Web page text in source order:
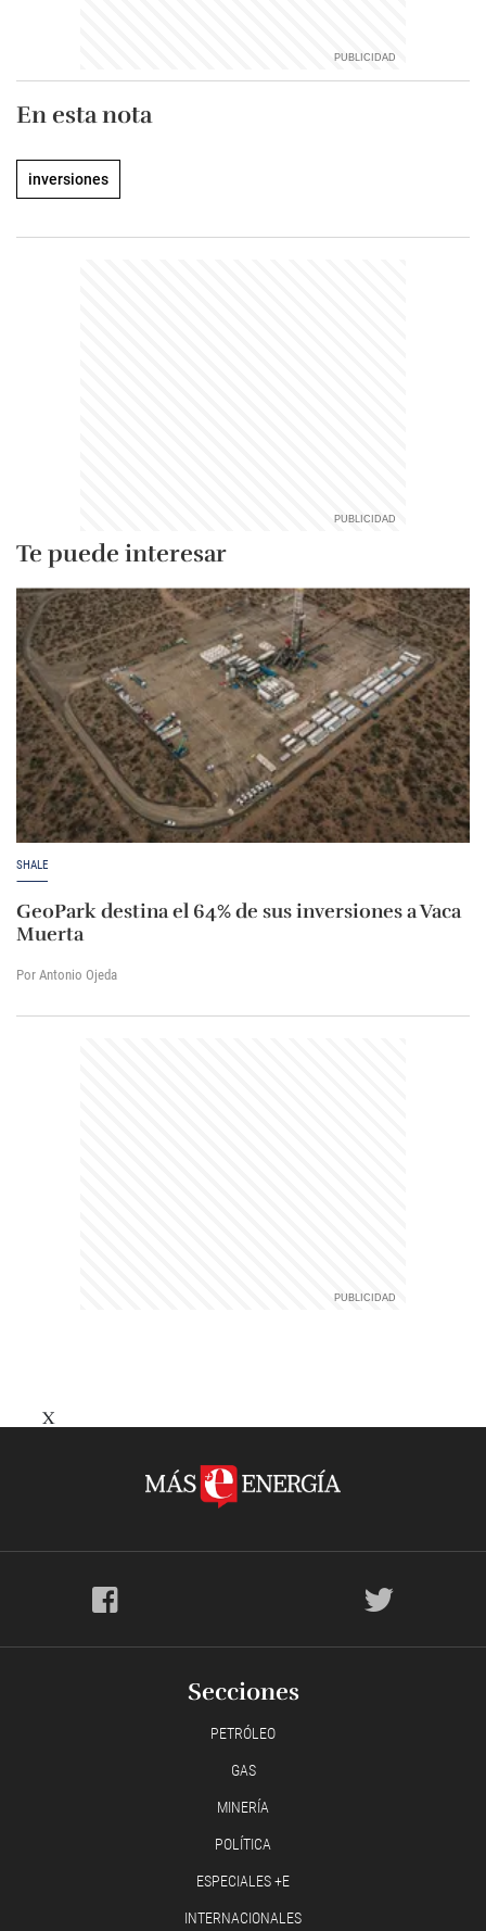
En esta nota
inversiones
Te puede interesar
SHALE
GeoPark destina el 64% de sus inversiones a Vaca
Muerta
Por Antonio Ojeda
X
Secciones
PETRÓLEO
GAS
MINERÍA
POLÍTICA
ESPECIALES +E
INTERNACIONALES